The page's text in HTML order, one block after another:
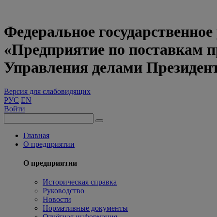
Федеральное
«Предприятие по поставкам
Управления делами
Версия для слабовидящих
РУС EN
Войти
Главная
О предприятии
О предприятии
Историческая справка
Руководство
Новости
Нормативные документы